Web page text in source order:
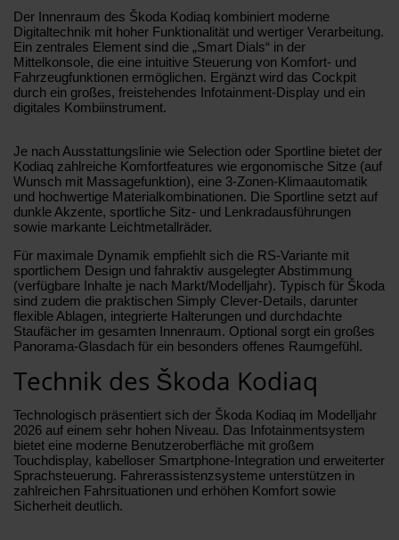
Der Innenraum des Škoda Kodiaq kombiniert moderne
Digitaltechnik mit hoher Funktionalität und wertiger Verarbeitung.
Ein zentrales Element sind die „Smart Dials“ in der
Mittelkonsole, die eine intuitive Steuerung von Komfort- und
Fahrzeugfunktionen ermöglichen. Ergänzt wird das Cockpit
durch ein großes, freistehendes Infotainment-Display und ein
digitales Kombiinstrument.
Je nach Ausstattungslinie wie Selection oder Sportline bietet der
Kodiaq zahlreiche Komfortfeatures wie ergonomische Sitze (auf
Wunsch mit Massagefunktion), eine 3-Zonen-Klimaautomatik
und hochwertige Materialkombinationen. Die Sportline setzt auf
dunkle Akzente, sportliche Sitz- und Lenkradausführungen
sowie markante Leichtmetallräder.
Für maximale Dynamik empfiehlt sich die RS-Variante mit
sportlichem Design und fahraktiv ausgelegter Abstimmung
(verfügbare Inhalte je nach Markt/Modelljahr). Typisch für Škoda
sind zudem die praktischen Simply Clever-Details, darunter
flexible Ablagen, integrierte Halterungen und durchdachte
Staufächer im gesamten Innenraum. Optional sorgt ein großes
Panorama-Glasdach für ein besonders offenes Raumgefühl.
Technik des Škoda Kodiaq
Technologisch präsentiert sich der Škoda Kodiaq im Modelljahr
2026 auf einem sehr hohen Niveau. Das Infotainmentsystem
bietet eine moderne Benutzeroberfläche mit großem
Touchdisplay, kabelloser Smartphone-Integration und erweiterter
Sprachsteuerung. Fahrerassistenzsysteme unterstützen in
zahlreichen Fahrsituationen und erhöhen Komfort sowie
Sicherheit deutlich.